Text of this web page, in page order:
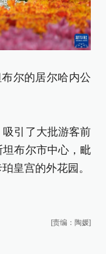
尔的居尔哈内公
引了大批游客前
布尔市中心，毗
皇宫的外花园。
[责编：陶媛]